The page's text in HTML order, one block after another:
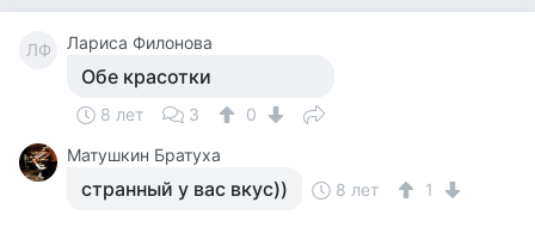
ЛФ Лариса Филонова
Обе красотки
8 лет 3
0
Матушкин Братуха
странный у вас вкус)) 8 лет 1